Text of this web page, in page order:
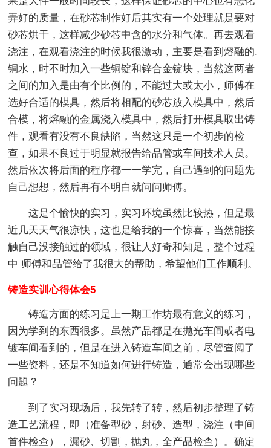
弄好的质量，在砂芯制作好后其实有一个处理就是要对
砂芯烘干，这样减少砂芯中含的水分和气体。再去观看
浇注，在观看浇注的时候我很激动，主要是看到熔融的.
铜水，时不时加入一些铜锭和锌合金锭块，当然这两者
之间的加入是由有个比例的，不能过大或太小，师傅在
选好合适的模具，然后将相配的砂芯放入模具中，然后
合模，将熔融的金属浇入模具中，然后打开模具取出铸
件，观看有没有不良缺陷，当然这只是一个初步的检
查，如果不良过于明显就报告给品管或车间技术人员。
然后依次将后面的程序都一一学完，自己遇到的问题先
自己想想，然后再有不明白就问问师傅。
这是个愉快的实习，实习环境虽然比较热，但是最
近几天天气很凉快，这也是给我的一个惊喜，当然能接
触自己没接触过的领域，很让人好奇和知足，整个过程
中 师傅和品管给了我很大的帮助，希望他们工作顺利。
铸造实训心得体会5
铸造方面的练习是上一期工作坊最有意义的练习，
因为学到的东西很多。虽然产品都是在抛光车间或者电
镀车间看到的，但是在进入铸造车间之前，尽管查阅了
一些资料，还是不知道如何进行铸造，通常会出现哪些
问题？
到了实习现场后，我先转了转，然后初步整理了铸
造工艺流程，即（准备型砂，射砂、造型，浇注（中间
首件检查），漏砂、切割，抛丸，全产品检查）。确定